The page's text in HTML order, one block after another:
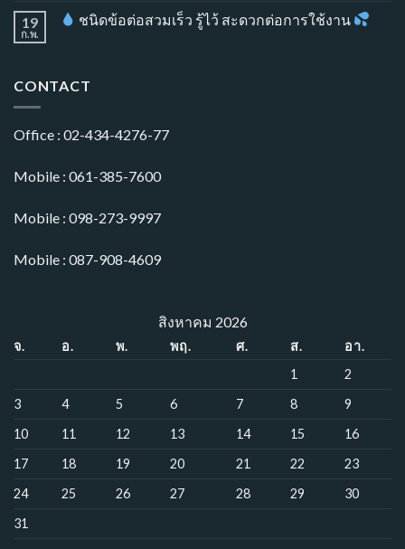
19
ก.พ.
ชนิดข้อต่อสวมเร็ว รู้ไว้ สะดวกต่อการใช้งาน
CONTACT
Office : 02-434-4276-77
Mobile : 061-385-7600
Mobile : 098-273-9997
Mobile : 087-908-4609
สิงหาคม 2026
จ. อ. พ. พฤ. ศ. ส.
อา.
1
2
3
4 5 6 7 8
9
10
11 12 13 14 15
16
17
18 19 20 21 22
23
24
25 26 27 28 29
30
31